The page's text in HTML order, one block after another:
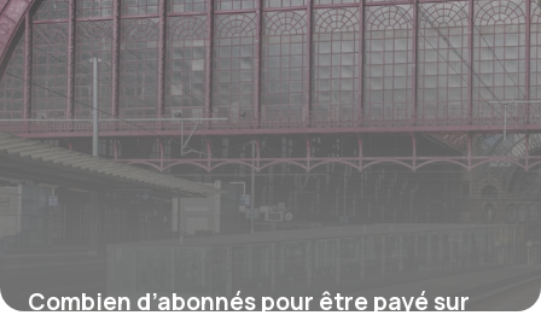
Combien d’abonnés pour être payé sur